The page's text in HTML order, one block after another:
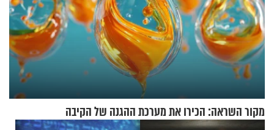
מקור השראה: הכירו את מערכת ההגנה של הקיבה